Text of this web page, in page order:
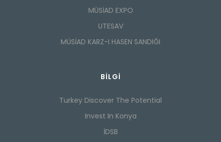
MÜSİAD EXPO
UTESAV
MÜSİAD KARZ-I HASEN SANDIĞI
BILGI
Turkey Discover The Potential
Invest In Konya
İDSB